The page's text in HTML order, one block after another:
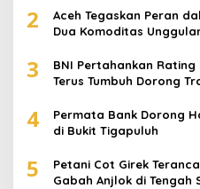
2
Aceh Tegaskan Peran
Dua Komoditas
3
BNI Pertahankan Rating
Terus Tumbuh Dorong
4
Permata Bank Dorong
di Bukit Tigapuluh
5
Petani Cot Girek
Gabah Anjlok di Tengah